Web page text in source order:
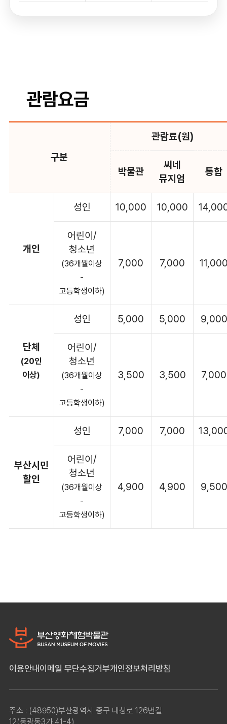
관람요금
구분
관람료(원)
박물관
씨네
뮤지엄
통합
개인
성인 10,000 10,000
어린이/
청소년
(36개월이상
-
고등학생이하)
7,000 7,000
단체
(20인
이상)
성인 5,000 5,000 9,000
어린이/
청소년
(36개월이상
-
고등학생이하)
3,500 3,500 7,000
부산시민
할인
성인 7,000 7,000
어린이/
청소년
(36개월이상
-
고등학생이하)
4,900 4,900 9,500
이용안내 이메일 무단수집거부개인정보처리방침
주소 : (48950)부산광역시 중구 대청로 126번길
12(동광동3가 41-4)